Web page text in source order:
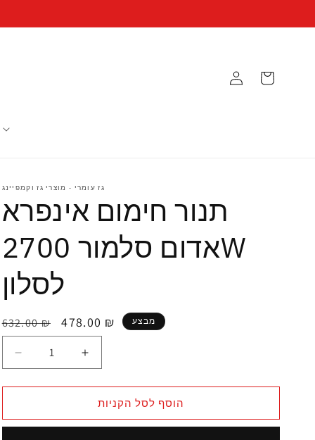
עגלה
גז עומרי - מוצרי גז וקמפיינג
תנור חימום אינפרא
אדום סלמור 2700W
לסלון
632.00 ₪ 478.00 ₪ מבצע
הוסף לסל הקניות